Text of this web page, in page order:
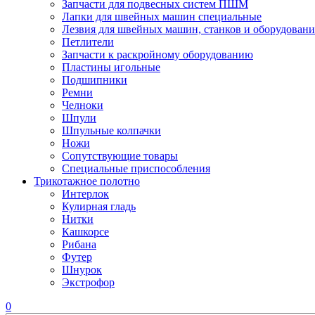
Запчасти для подвесных систем ПШМ
Лапки для швейных машин специальные
Лезвия для швейных машин, станков и
Петлители
Запчасти к раскройному оборудованию
Пластины игольные
Подшипники
Ремни
Челноки
Шпули
Шпульные колпачки
Ножи
Сопутствующие товары
Специальные приспособления
Трикотажное полотно
Интерлок
Кулирная гладь
Нитки
Кашкорсе
Рибана
Футер
Шнурок
Экстрофор
0